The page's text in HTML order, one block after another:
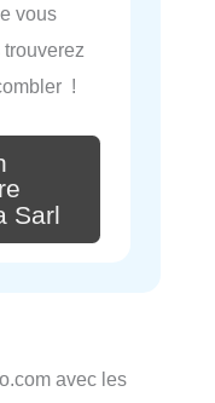
vous
!
Sarl
avec les